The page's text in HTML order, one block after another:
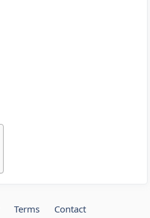
Terms Contact